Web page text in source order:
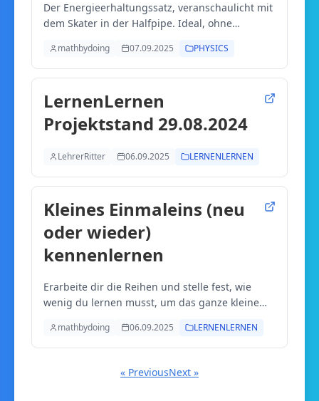
Der Energieerhaltungssatz, veranschaulicht mit
dem Skater in der Halfpipe. Ideal, ohne
mathbydoing 07.09.2025 PHYSICS
LernenLernen
Projektstand 29.08.2024
LehrerRitter 06.09.2025 LERNENLERNEN
Kleines Einmaleins (neu
oder wieder)
kennenlernen
Erarbeite dir die Reihen und stelle fest, wie
wenig du lernen musst, um das ganze kleine
mathbydoing 06.09.2025 LERNENLERNEN
« PreviousNext »